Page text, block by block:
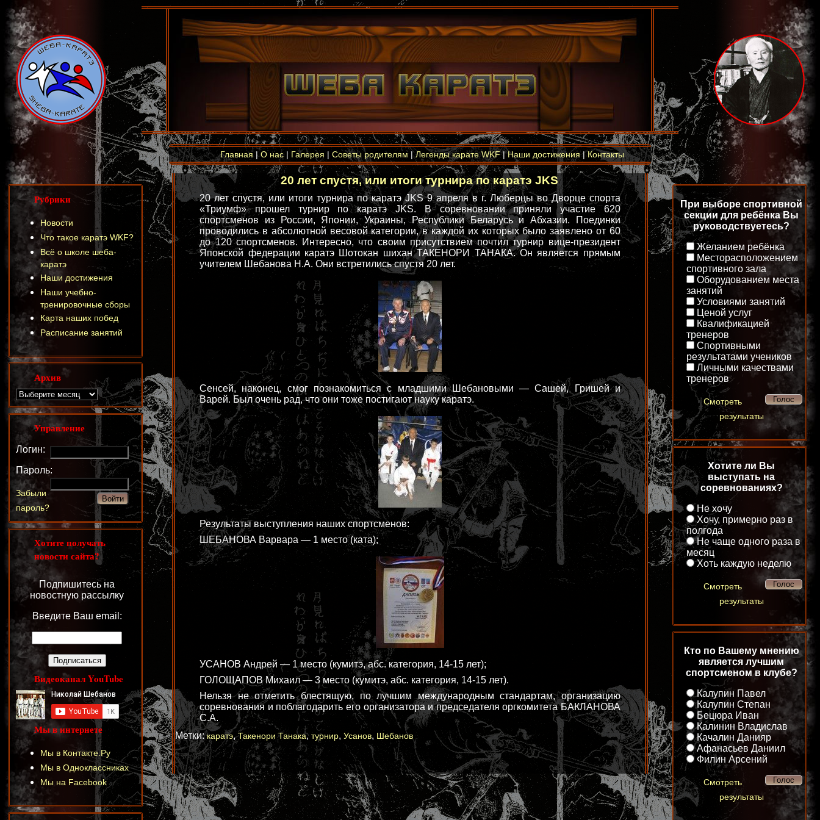
Главная|О нас | Галерея | Советы родителям |Легенды карате WKF|Наши достижения|Контакты
20 лет спустя, или итоги турнира по каратэ JKS
20 лет спустя, или итоги турнира по каратэ JKS 9 апреля в г. Люберцы во Дворце спорта
«Триумф» прошел турнир по каратэ JKS. В соревновании приняли участие 620
спортсменов из России, Японии, Украины, Республики Беларусь и Абхазии. Поединки
проводились в абсолютной весовой категории, в каждой их которых было заявлено от 60
до 120 спортсменов. Интересно, что своим присутствием почтил турнир вице-президент
Японской федерации каратэ Шотокан шихан ТАКЕНОРИ ТАНАКА. Он является прямым
учителем Шебанова Н.А. Они встретились спустя 20 лет.
Сенсей, наконец, смог познакомиться с младшими Шебановыми — Сашей, Гришей и
Варей. Был очень рад, что они тоже постигают науку каратэ.
Результаты выступления наших спортсменов:
ШЕБАНОВА Варвара — 1 место (ката);
УСАНОВ Андрей — 1 место (кумитэ, абс. категория, 14-15 лет);
ГОЛОЩАПОВ Михаил — 3 место (кумитэ, абс. категория, 14-15 лет).
Нельзя не отметить блестящую, по лучшим международным стандартам, организацию
соревнования и поблагодарить его организатора и председателя оргкомитета БАКЛАНОВА
С.А.
Метки:каратэ,Такенори Танака,турнир,Усанов, Шебанов
Рубрики
Новости
Что такое каратэ WKF?
Всё о школе шеба-
каратэ
Наши достижения
Наши учебно-
тренировочные сборы
Карта наших побед
Расписание занятий
Архив
Управление
Логин:
Пароль:
Забыли
пароль?
Хотите получать
новости сайта?
Подпишитесь на
новостную рассылку
Введите Ваш email:
Видеоканал YouTube
Мы в интернете
Мы в Контакте.Ру
Мы в Одноклассниках
Мы на Facebook
При выборе спортивной
секции для ребёнка Вы
руководствуетесь?
Желанием ребёнка
Месторасположением
спортивного зала
Оборудованием места
занятий
Условиями занятий
Ценой услуг
Квалификацией
тренеров
Спортивными
результатами учеников
Личными качествами
тренеров
Смотреть
результаты
Хотите ли Вы
выступать на
соревнованиях?
Не хочу
Хочу, примерно раз в
полгода
Не чаще одного раза в
месяц
Хоть каждую неделю
Смотреть
результаты
Кто по Вашему мнению
является лучшим
спортсменом в клубе?
Калупин Павел
Калупин Степан
Бецюра Иван
Калинин Владислав
Качалин Данияр
Афанасьев Даниил
Филин Арсений
Смотреть
результаты